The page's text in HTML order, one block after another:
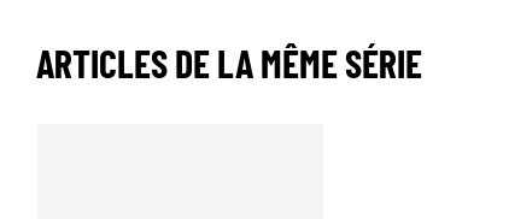
ARTICLES DE LA MÊME SÉRIE